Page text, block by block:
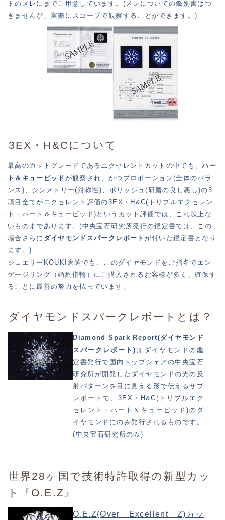
ドのメレにまでご用意しています。(メレについての鑑別書はつ
きませんが、実際にスコープで観察することができます。)
3EX・H&Cについて
最高のカットグレードであるエクセレントカットの中でも、ハー
ト＆キューピッド が観察され、かつプロポーション(全体のバラ
ンス)、シンメトリー(対称性)、ポリッシュ(研磨の良し悪し)の3
項目全てがエクセレント評価の3EX・H&C(トリプルエクセレン
ト・ハート＆キューピッド)というカット評価では、これ以上な
いものまであります。(中央宝石研究所発行の鑑定書では、この
場合さらに ダイヤモンドスパークレポート が付いた鑑定書となり
ます。)
ジュエリーKOUKI倉迫でも、このダイヤモンドをご指名でエン
ゲージリング（婚約指輪）にご購入されるお客様が多く、確保す
ることに最善の努力を払っています。
ダイヤモンドスパークレポートとは？
Diamond Spark Report(ダイヤモンド
スパークレポート) はダイヤモンドの鑑
定書発行で国内トップシェアの中央宝石
研究所が開発したダイヤモンドの光の反
射パターンを目に見える形で伝えるサブ
レポートで、3EX・H&C(トリプルエク
セレント・ハート＆キューピッド)のダ
イヤモンドにのみ発行されるものです。
(中央宝石研究所のみ)
世界28ヶ国で技術特許取得の新型カッ
ト『O.E.Z』
O.E.Z(Over Excellent Z)カッ